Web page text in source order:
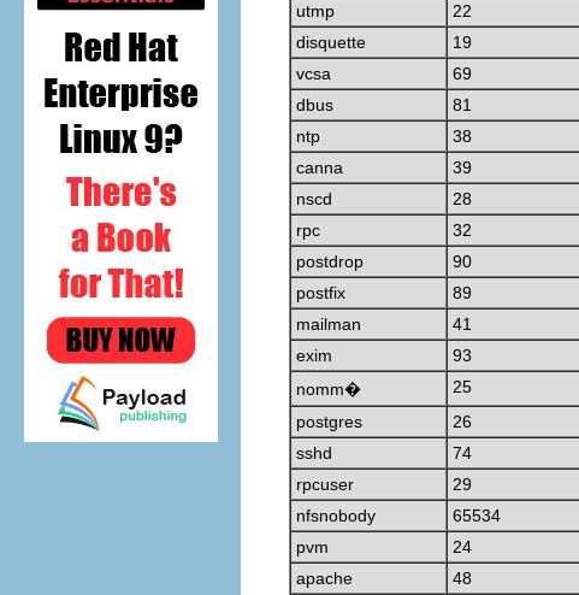
utmp
22
disquette
19
vcsa
69
dbus
81
ntp
38
canna
39
nscd
28
rpc
32
postdrop
90
postfix
89
mailman
41
exim
93
nomm�
25
postgres
26
sshd
74
rpcuser
29
nfsnobody
65534
pvm
24
apache
48